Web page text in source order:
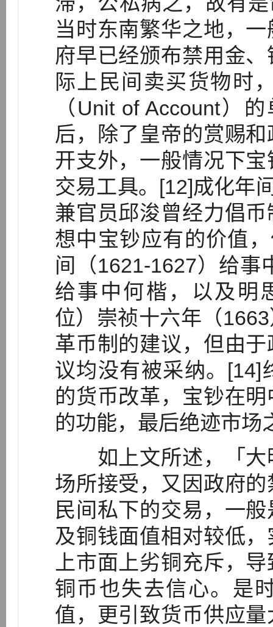
当时东南繁华之地，
府早已经颁布禁用金
际上民间卖买货物时
（Unit of Account）
后，除了皇帝的赏赐
开支外，一般情况下
交易工具。[12]成化年
兼官员邱浚曾经力倡
想中宝钞应有的价值
间（1621-1627）给事
给事中何楷，以及明
位）崇祯十六年（
革币制的建议，但由
议均没有被采纳。[14]
的货币改革，宝钞在
的功能，最后绝迹市场
如上文所述，「大
场所接受，又因政府
民间私下的交易，一
及铜钱面值相对较低
上市面上劣铜充斥，
铜币也失去信心。是
值，更引致货币供应